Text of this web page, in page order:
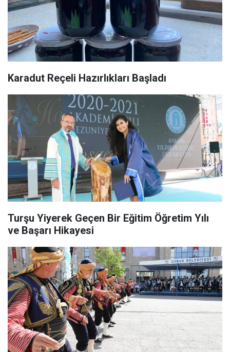
Karadut Reçeli Hazırlıkları Başladı
Turşu Yiyerek Geçen Bir Eğitim Öğretim Yılı
ve Başarı Hikayesi